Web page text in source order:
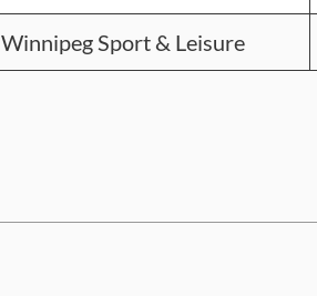
Winnipeg Sport & Leisure